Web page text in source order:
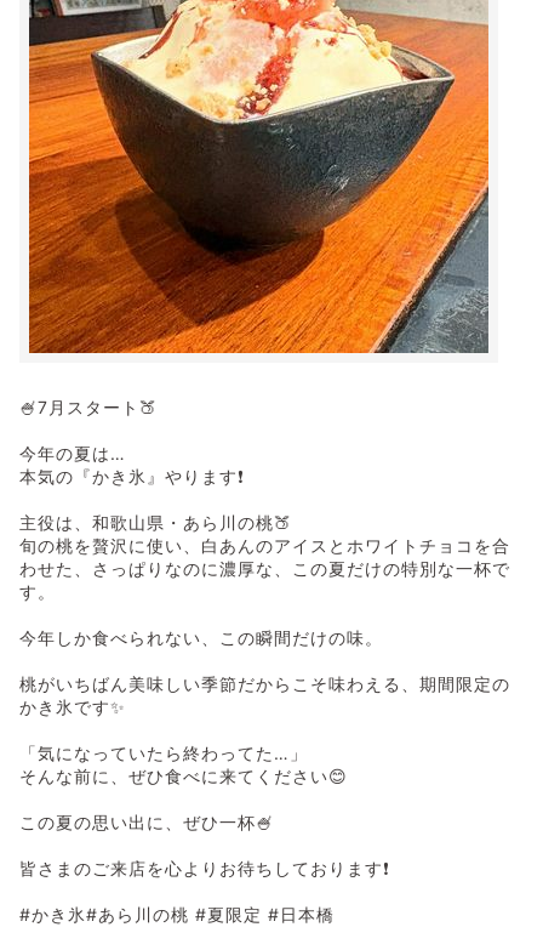
🍧7月スタート🍑
今年の夏は…
本気の『かき氷』やります❗️
主役は、和歌山県・あら川の桃🍑
旬の桃を贅沢に使い、白あんのアイスとホワイトチョコを合
わせた、さっぱりなのに濃厚な、この夏だけの特別な一杯で
す。
今年しか食べられない、この瞬間だけの味。
桃がいちばん美味しい季節だからこそ味わえる、期間限定の
かき氷です✨
「気になっていたら終わってた…」
そんな前に、ぜひ食べに来てください😊
この夏の思い出に、ぜひ一杯🍧
皆さまのご来店を心よりお待ちしております❗️
#かき氷#あら川の桃 #夏限定 #日本橋